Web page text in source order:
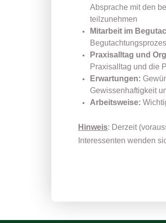
Absprache mit den
teilzunehmen
Mitarbeit im
Praxisalltag und
Praxisalltag und die
Erwartungen:
Gewissenhaftigkeit
Arbeitsweise:
Hinweis: Derzeit
Interessenten wenden